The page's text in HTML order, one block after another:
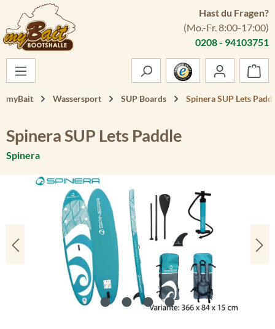
Zum Hauptinhalt springen
Hast du Fragen?
(Mo.-Fr. 8:00-17:00)
0208 - 94103751
myBait Wassersport SUP Boards Spinera SUP Lets
Spinera SUP Lets Paddle
Spinera
Bildergalerie überspringen